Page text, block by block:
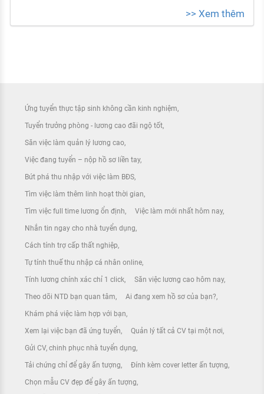
>> Xem thêm
Ứng tuyển thực tập sinh không cần kinh nghiệm
Tuyển trưởng phòng - lương cao đãi ngộ tốt
Săn việc làm quản lý lương cao
Việc đang tuyển – nộp hồ sơ liền tay
Bứt phá thu nhập với việc làm BĐS
Tìm việc làm thêm linh hoạt thời gian
Tìm việc full time lương ổn định Việc làm mới nhất hôm nay
Nhắn tin ngay cho nhà tuyển dụng
Cách tính trợ cấp thất nghiệp
Tự tính thuế thu nhập cá nhân online
Tính lương chính xác chỉ 1 click Săn việc lương cao hôm nay
Theo dõi NTD bạn quan tâm Ai đang xem hồ sơ của bạn?
Khám phá việc làm hợp với bạn
Xem lại việc bạn đã ứng tuyển Quản lý tất cả CV tại một nơi
Gửi CV, chinh phục nhà tuyển dụng
Tải chứng chỉ để gây ấn tượng Đính kèm cover letter ấn tượng
Chọn mẫu CV đẹp để gây ấn tượng